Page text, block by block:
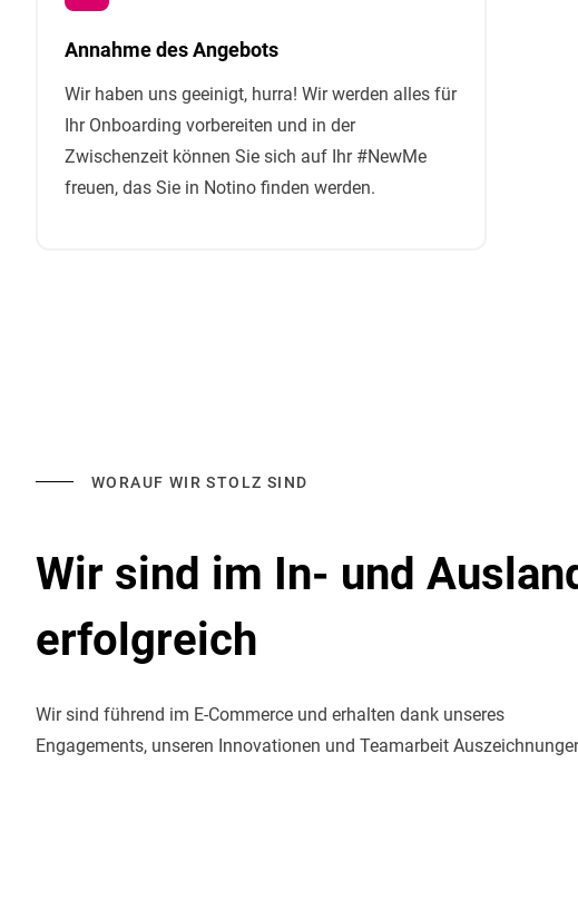
Annahme des Angebots
Wir haben uns geeinigt, hurra! Wir werden alles für
Ihr Onboarding vorbereiten und in der
Zwischenzeit können Sie sich auf Ihr #NewMe
freuen, das Sie in Notino finden werden.
WORAUF WIR STOLZ SIND
Wir sind im In- und
erfolgreich
Wir sind führend im E-Commerce und erhalten dank unseres
Engagements, unseren Innovationen und Teamarbeit